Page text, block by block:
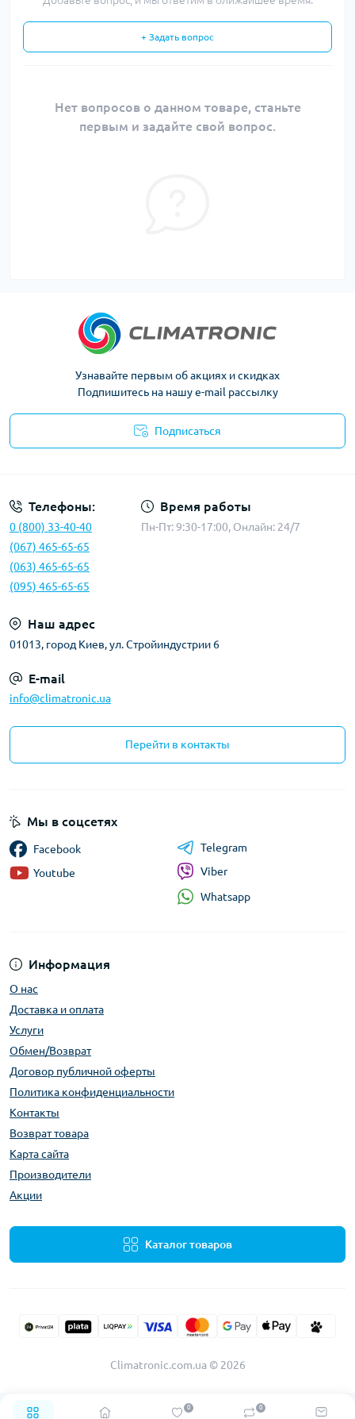
0 0
+ Задать вопрос
Нет вопросов о данном товаре, станьте
первым и задайте свой вопрос.
Узнавайте первым об акциях и скидках
Подпишитесь на нашу e-mail рассылку
Подписаться
Телефоны:
0 (800) 33-40-40
(067) 465-65-65
(063) 465-65-65
(095) 465-65-65
Время работы
Пн-Пт: 9:30-17:00, Онлайн: 24/7
Наш адрес
01013, город Киев, ул. Стройиндустрии 6
E-mail
info@climatronic.ua
Перейти в контакты
Информация
О нас
Доставка и оплата
Услуги
Обмен/Возврат
Договор публичной оферты
Политика конфиденциальности
Контакты
Возврат товара
Карта сайта
Производители
Акции
Каталог товаров
Мы в соцсетях
Facebook
Youtube
Telegram
Viber
Whatsapp
Climatronic.com.ua © 2026